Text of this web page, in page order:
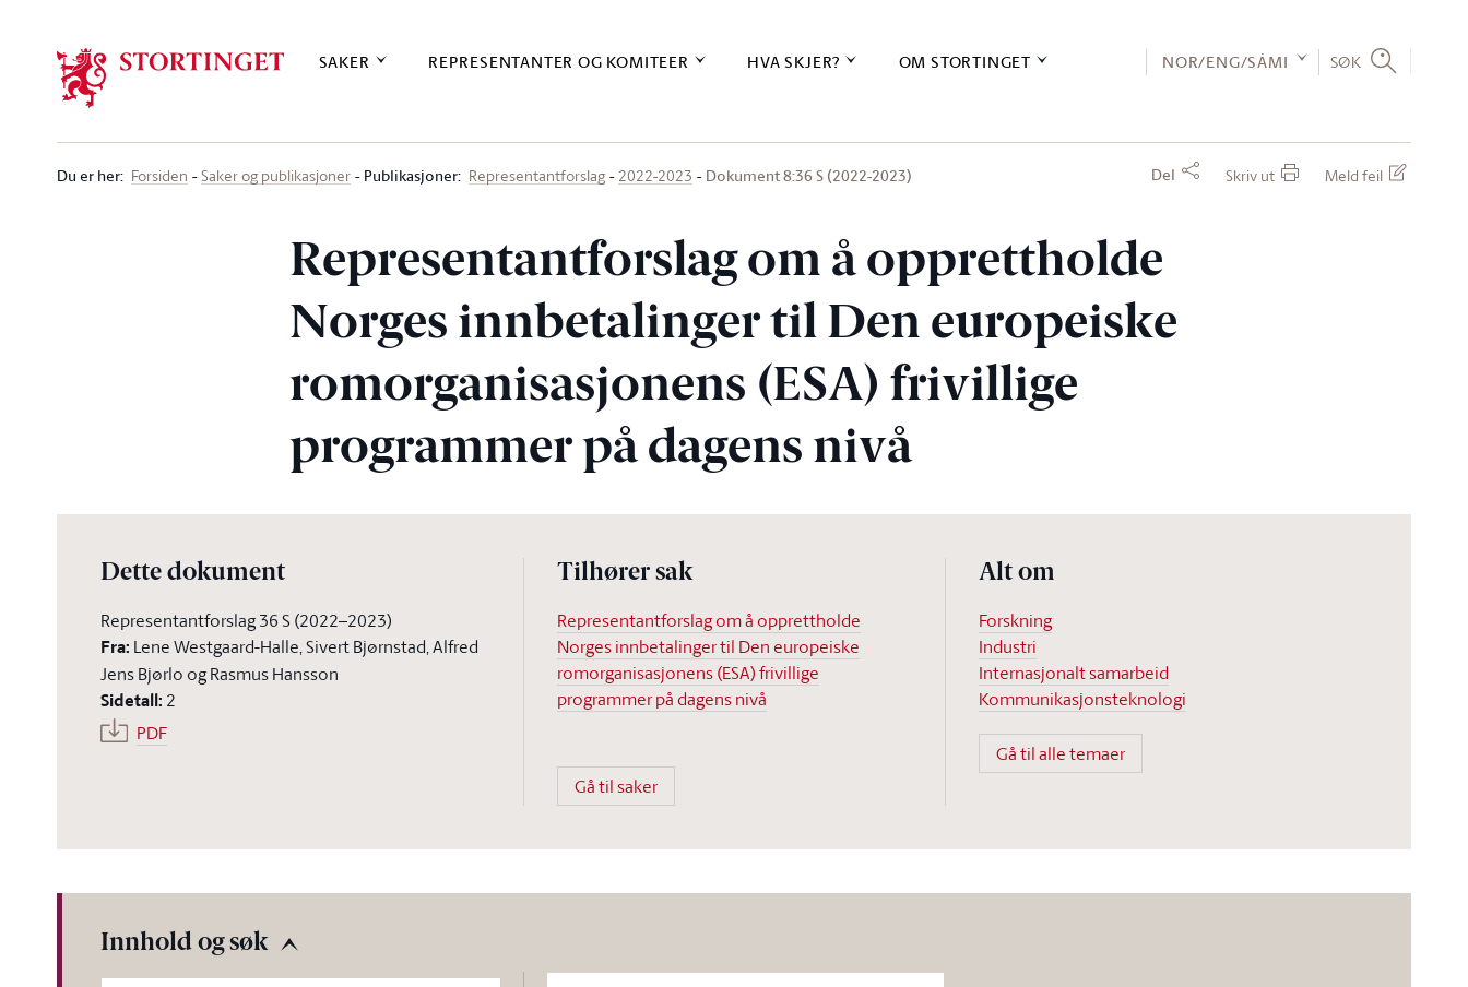
SAKER REPRESENTANTER OG KOMITEER HVA SKJER? OM STORTINGET NOR/ENG/SÁMI SØK
Du er her: Forsiden Saker og publikasjoner Publikasjoner: Representantforslag 2022-2023 Dokument 8:36 S (2022-2023) Del Skriv ut Meld feil
Representantforslag om å opprettholde
Norges innbetalinger til Den europeiske
romorganisasjonens (ESA) frivillige
programmer på dagens nivå
Dette dokument
Representantforslag 36 S (2022–2023)
Fra: Lene Westgaard-Halle, Sivert Bjørnstad, Alfred
Jens Bjørlo og Rasmus Hansson
Sidetall: 2
PDF
Tilhører sak
Representantforslag om å opprettholde
Norges innbetalinger til Den europeiske
romorganisasjonens (ESA) frivillige
programmer på dagens nivå
Gå til saker
Alt om
Forskning
Industri
Internasjonalt samarbeid
Kommunikasjonsteknologi
Gå til alle temaer
Innhold og søk